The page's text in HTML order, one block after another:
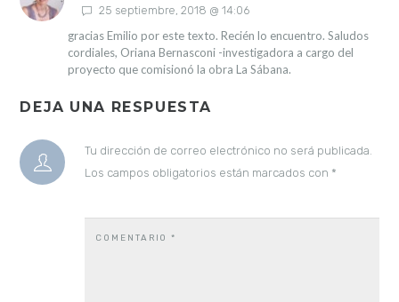
25 septiembre, 2018 @ 14:06
gracias Emilio por este texto. Recién lo encuentro. Saludos
cordiales, Oriana Bernasconi -investigadora a cargo del
proyecto que comisionó la obra La Sábana.
DEJA UNA RESPUESTA
Tu dirección de correo electrónico no será publicada.
Los campos obligatorios están marcados con *
COMENTARIO*